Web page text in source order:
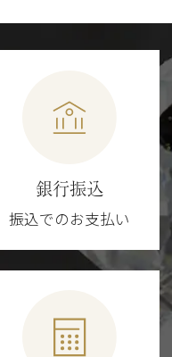
銀行振込
振込でのお支払い